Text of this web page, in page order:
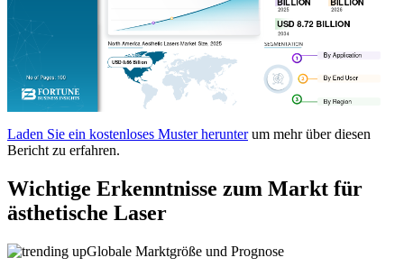
Laden Sie ein kostenloses Muster herunterum mehr über diesen
Bericht zu erfahren.
Wichtige Erkenntnisse zum Markt für
ästhetische Laser
Globale Marktgröße und Prognose